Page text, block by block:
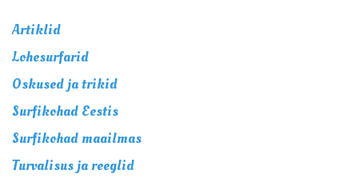
Artiklid
Lohesurfarid
Oskused ja trikid
Surfikohad Eestis
Surfikohad maailmas
Turvalisus ja reeglid